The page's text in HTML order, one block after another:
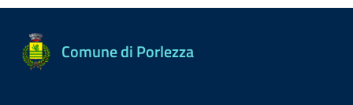
Comune di Porlezza